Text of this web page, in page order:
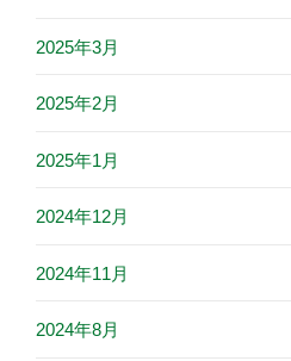
2025年3月
2025年2月
2025年1月
2024年12月
2024年11月
2024年8月